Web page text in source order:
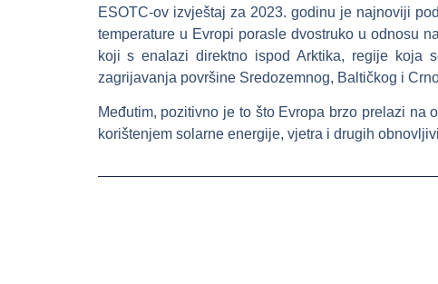
ESOTC-ov izvještaj za 2023. godinu je najnoviji
temperature u Evropi porasle dvostruko u odnosu
koji s enalazi direktno ispod Arktika, regije koja
zagrijavanja površine Sredozemnog, Baltičkog i
Međutim, pozitivno je to što Evropa brzo prelazi
korištenjem solarne energije, vjetra i drugih